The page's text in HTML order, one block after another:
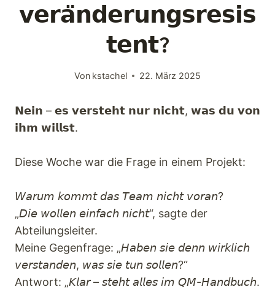
Angebot
𝘃𝗲𝗿𝗮̈𝗻𝗱𝗲𝗿𝘂𝗻𝗴𝘀𝗿𝗲𝘀𝗶𝘀
𝘁𝗲𝗻𝘁?
Von kstachel 22. März 2025
𝗡𝗲𝗶𝗻 – 𝗲𝘀 𝘃𝗲𝗿𝘀𝘁𝗲𝗵𝘁 𝗻𝘂𝗿 𝗻𝗶𝗰𝗵𝘁, 𝘄𝗮𝘀 𝗱𝘂 𝘃𝗼𝗻
𝗶𝗵𝗺 𝘄𝗶𝗹𝗹𝘀𝘁.
Diese Woche war die Frage in einem Projekt:
𝘞𝘢𝘳𝘶𝘮 𝘬𝘰𝘮𝘮𝘵 𝘥𝘢𝘴 𝘛𝘦𝘢𝘮 𝘯𝘪𝘤𝘩𝘵 𝘷𝘰𝘳𝘢𝘯?
„𝘋𝘪𝘦 𝘸𝘰𝘭𝘭𝘦𝘯 𝘦𝘪𝘯𝘧𝘢𝘤𝘩 𝘯𝘪𝘤𝘩𝘵“, sagte der
Abteilungsleiter.
Meine Gegenfrage: „𝘏𝘢𝘣𝘦𝘯 𝘴𝘪𝘦 𝘥𝘦𝘯𝘯 𝘸𝘪𝘳𝘬𝘭𝘪𝘤𝘩
𝘷𝘦𝘳𝘴𝘵𝘢𝘯𝘥𝘦𝘯, 𝘸𝘢𝘴 𝘴𝘪𝘦 𝘵𝘶𝘯 𝘴𝘰𝘭𝘭𝘦𝘯?“
Antwort: „𝘒𝘭𝘢𝘳 – 𝘴𝘵𝘦𝘩𝘵 𝘢𝘭𝘭𝘦𝘴 𝘪𝘮 𝘘𝘔-𝘏𝘢𝘯𝘥𝘣𝘶𝘤𝘩.